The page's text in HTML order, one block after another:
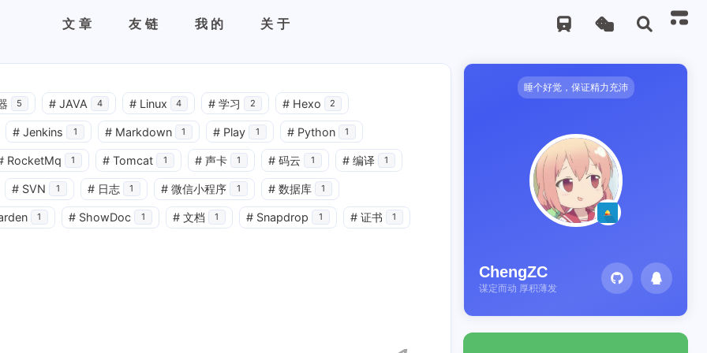
文章 友链 我的 关于
5 # JAVA 4 # Linux 4 # 学习 2 # Hexo 2
# Jenkins 1 # Markdown 1 # Play 1 # Python 1
RocketMq 1 # Tomcat 1 # 声卡 1 # 码云 1 # 编译 1
# SVN 1 # 日志 1 # 微信小程序 1 # 数据库 1
1 # ShowDoc 1 # 文档 1 # Snapdrop 1 # 证书 1
睡个好觉，保证精力充沛
ChengZC
谋定而动 厚积薄发